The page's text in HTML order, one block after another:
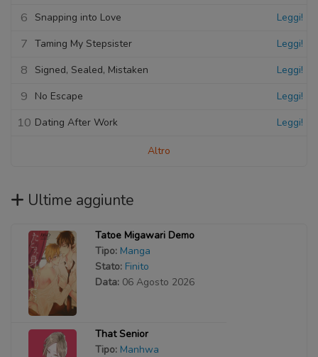
6 Snapping into Love Leggi!
7 Taming My Stepsister Leggi!
8 Signed, Sealed, Mistaken Leggi!
9 No Escape Leggi!
10 Dating After Work Leggi!
Altro
Ultime aggiunte
Tatoe Migawari Demo
Tipo: Manga
Stato: Finito
Data: 06 Agosto 2026
That Senior
Tipo: Manhwa